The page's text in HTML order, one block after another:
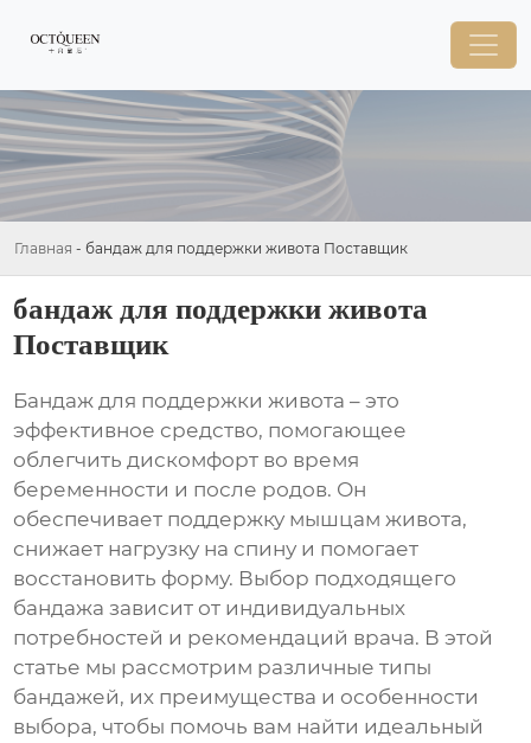
Главная - бандаж для поддержки живота Поставщик
бандаж для поддержки живота
Поставщик
Бандаж для поддержки живота – это
эффективное средство, помогающее
облегчить дискомфорт во время
беременности и после родов. Он
обеспечивает поддержку мышцам живота,
снижает нагрузку на спину и помогает
восстановить форму. Выбор подходящего
бандажа зависит от индивидуальных
потребностей и рекомендаций врача. В этой
статье мы рассмотрим различные типы
бандажей, их преимущества и особенности
выбора, чтобы помочь вам найти идеальный